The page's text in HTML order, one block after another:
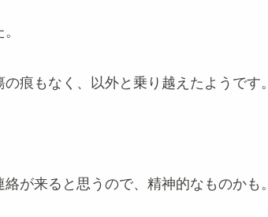
痕もなく、以外と乗り越えたようです。
が来ると思うので、精神的なものかも。